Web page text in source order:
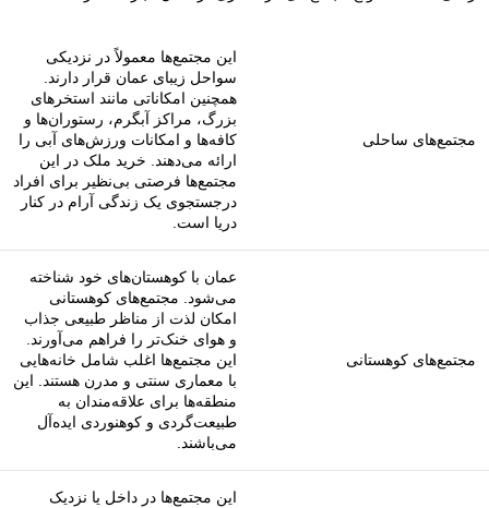
مجتمع‌های ساحلی
این مجتمع‌ها معمولاً در نزدیکی
سواحل زیبای عمان قرار دارند.
همچنین امکاناتی مانند استخرهای
بزرگ، مراکز آبگرم، رستوران‌ها و
کافه‌ها و امکانات ورزش‌های آبی را
ارائه می‌دهند. خرید ملک در این
مجتمع‌ها فرصتی بی‌نظیر برای افراد
درجستجوی یک زندگی آرام در کنار
دریا است.
مجتمع‌های کوهستانی
عمان با کوهستان‌های خود شناخته
می‌شود. مجتمع‌های کوهستانی
امکان لذت از مناظر طبیعی جذاب
و هوای خنک‌تر را فراهم می‌آورند.
این مجتمع‌ها اغلب شامل خانه‌هایی
با معماری سنتی و مدرن هستند. این
منطقه‌ها برای علاقه‌مندان به
طبیعت‌گردی و کوهنوردی ایده‌آل
می‌باشند.
این مجتمع‌ها در داخل یا نزدیک